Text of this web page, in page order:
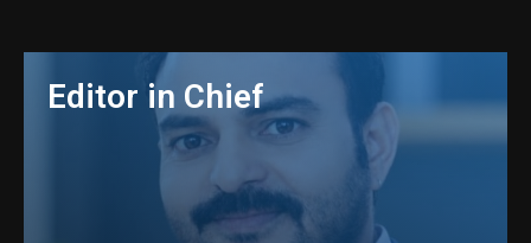
Editor in Chief